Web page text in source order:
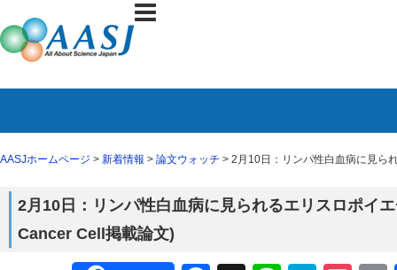
AASJホームページ > 新着情報 > 論文ウォッチ > 2月10日：リンパ性白血病に見ら
2月10日：リンパ性白血病に見られるエリスロポイ
Cancer Cell掲載論文)